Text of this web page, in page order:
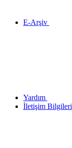
E-Arşiv
Yardım
İletişim Bilgileri